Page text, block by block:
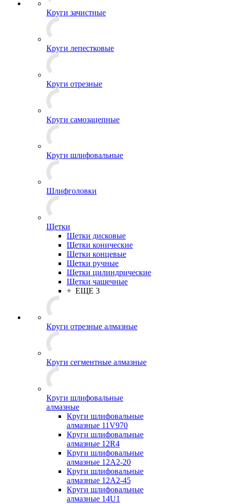
Круги зачистные
Круги лепестковые
Круги отрезные
Круги самозацепные
Круги шлифовальные
Шлифголовки
Щетки
Щетки дисковые
Щетки конические
Щетки концевые
Щетки ручные
Щетки цилиндрические
Щетки чашечные
+ ЕЩЕ 3
Круги отрезные алмазные
Круги сегментные алмазные
Круги шлифовальные
алмазные
Круги шлифовальные
алмазные 11V970
Круги шлифовальные
алмазные 12R4
Круги шлифовальные
алмазные 12А2-20
Круги шлифовальные
алмазные 12А2-45
Круги шлифовальные
алмазные 14U1